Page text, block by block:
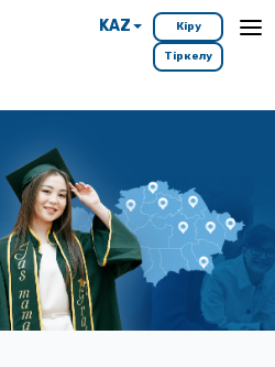
KAZ Кіру
Тіркелу